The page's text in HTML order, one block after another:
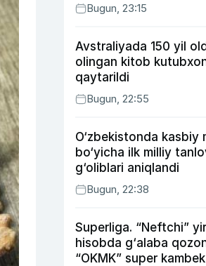
Bugun, 23:15
Avstraliyada 150 yil
olingan kitob
qaytarildi
Bugun, 22:55
O‘zbekistonda kasbiy
bo‘yicha ilk milliy
g‘oliblari aniqlandi
Bugun, 22:38
Superliga. “Neftchi”
hisobda g‘alaba
“OKMK” super